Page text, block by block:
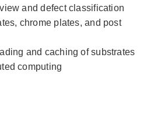
and defect classification
chrome plates, and post
and caching of substrates
computing